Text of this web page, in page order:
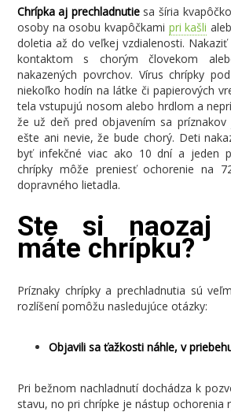
Chrípka aj prechladnutiesa šíria
osoby na osobu kvapôčkami pri kašli
doletia až do veľkej vzdialenosti.
kontaktom s chorým človekom
nakazených povrchov. Vírus chrípky
niekoľko hodín na látke či papierových
tela vstupujú nosom alebo hrdlom a
že už deň pred objavením sa
ešte ani nevie, že bude chorý. Deti
byť infekčné viac ako 10 dní a jeden
chrípky môže preniesť ochorenie na
dopravného lietadla.
Ste si
máte chrípku?
Príznaky chrípky a prechladnutia sú
rozlíšení pomôžu nasledujúce otázky:
Objavili sa ťažkosti náhle, v
Pri bežnom nachladnutí dochádza k
stavu, no pri chrípke je nástup ochorenia